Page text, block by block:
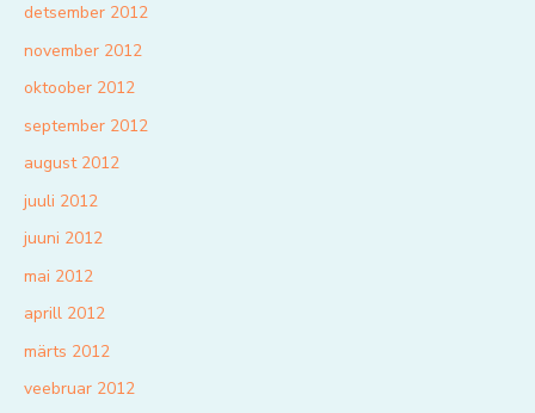
detsember 2012
november 2012
oktoober 2012
september 2012
august 2012
juuli 2012
juuni 2012
mai 2012
aprill 2012
märts 2012
veebruar 2012